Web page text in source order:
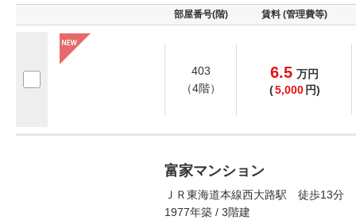
部屋番号(階) 賃料 (管理費等)
403
（4階）
6.5 万円
(5,000 円)
富家マンション
ＪＲ東海道本線西大路駅 徒歩13分
1977年築 / 3階建